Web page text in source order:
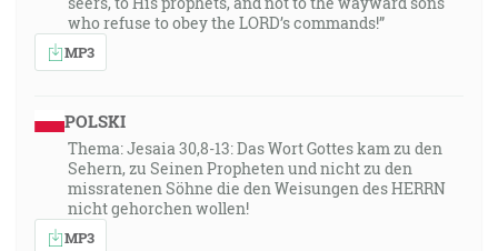
who refuse to obey the LORD’s commands!”
MP3
POLSKI
Thema: Jesaia 30,8-13: Das Wort Gottes kam zu den
Sehern, zu Seinen Propheten und nicht zu den
missratenen Söhne die den Weisungen des HERRN
nicht gehorchen wollen!
MP3